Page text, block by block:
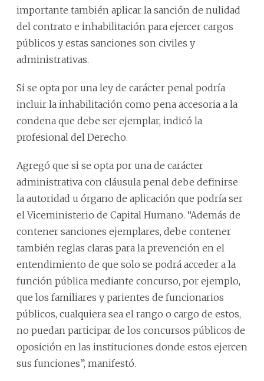
importante también aplicar la sanción de nulidad
del contrato e inhabilitación para ejercer cargos
públicos y estas sanciones son civiles y
administrativas.
Si se opta por una ley de carácter penal podría
incluir la inhabilitación como pena accesoria a la
condena que debe ser ejemplar, indicó la
profesional del Derecho.
Agregó que si se opta por una de carácter
administrativa con cláusula penal debe definirse
la autoridad u órgano de aplicación que podría ser
el Viceministerio de Capital Humano. “Además de
contener sanciones ejemplares, debe contener
también reglas claras para la prevención en el
entendimiento de que solo se podrá acceder a la
función pública mediante concurso, por ejemplo,
que los familiares y parientes de funcionarios
públicos, cualquiera sea el rango o cargo de estos,
no puedan participar de los concursos públicos de
oposición en las instituciones donde estos ejercen
sus funciones”, manifestó.